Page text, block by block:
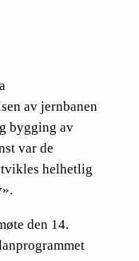
av jernbanen
bygging av
var de
helhetlig
den 14.